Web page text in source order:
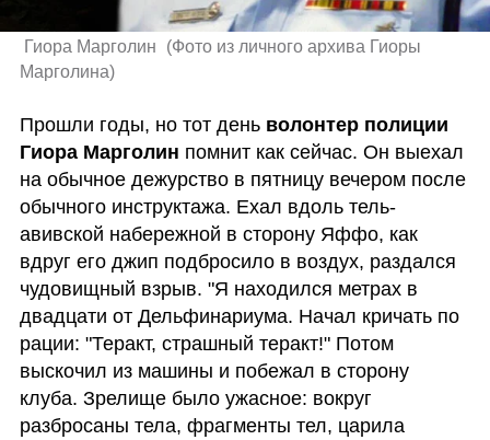
Гиора Марголин (Фото из личного архива Гиоры
Марголина)
Прошли годы, но тот день волонтер полиции
Гиора Марголин помнит как сейчас. Он выехал
на обычное дежурство в пятницу вечером после
обычного инструктажа. Ехал вдоль тель-
авивской набережной в сторону Яффо, как
вдруг его джип подбросило в воздух, раздался
чудовищный взрыв. "Я находился метрах в
двадцати от Дельфинариума. Начал кричать по
рации: "Теракт, страшный теракт!" Потом
выскочил из машины и побежал в сторону
клуба. Зрелище было ужасное: вокруг
разбросаны тела, фрагменты тел, царила